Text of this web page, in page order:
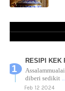
RESIPI KEK
diberi sedikit
Feb 12 2024